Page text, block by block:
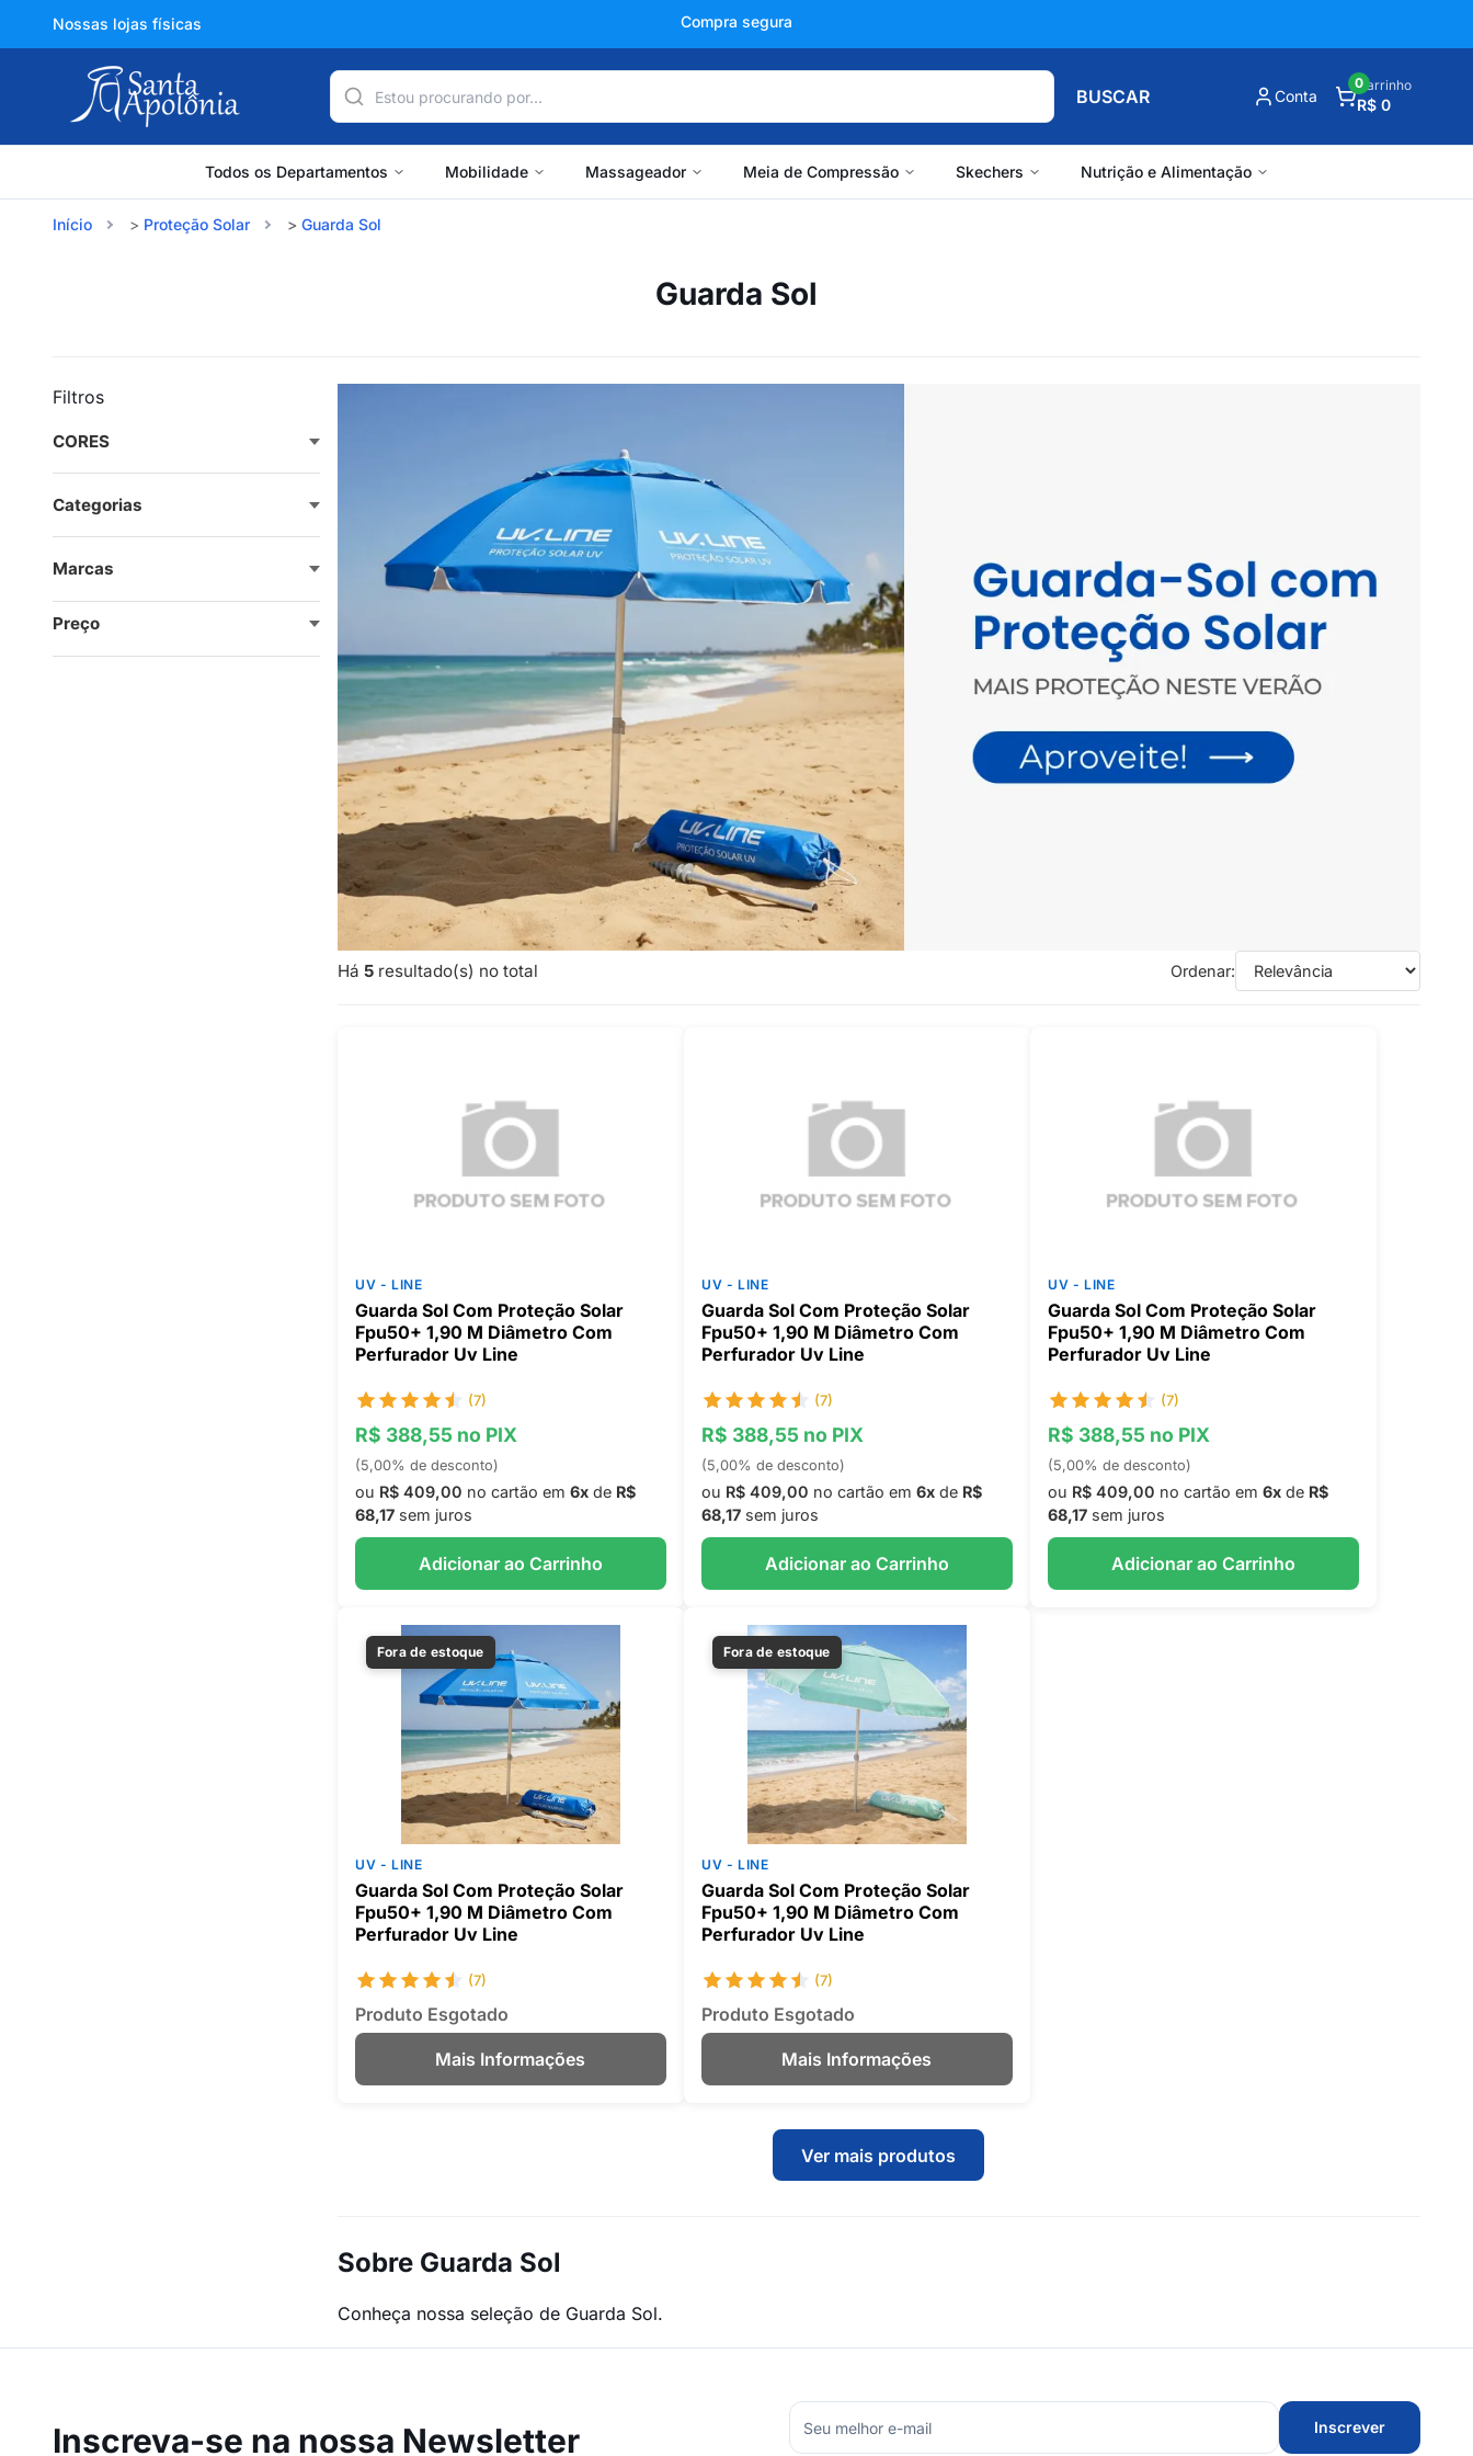
Nossas lojas físicas Compra segura
BUSCAR Conta
Carrinho
R$ 0
0
Todos os Departamentos Mobilidade Massageador Meia de Compressão Skechers Nutrição e Alimentação
Início Proteção Solar Guarda Sol
Guarda Sol
Filtros
Preço
CORES
Categorias
Marcas
Há 5resultado(s) no total Ordenar:
UV - LINE
Guarda Sol Com Proteção Solar
Fpu50+ 1,90 M Diâmetro Com
Perfurador Uv Line
(7)
R$ 388,55 no PIX
(5,00% de desconto)
ou R$ 409,00 no cartão em 6xde R$
68,17sem juros
Adicionar ao Carrinho
UV - LINE
Guarda Sol Com Proteção Solar
Fpu50+ 1,90 M Diâmetro Com
Perfurador Uv Line
(7)
R$ 388,55 no PIX
(5,00% de desconto)
ou R$ 409,00 no cartão em 6xde R$
68,17sem juros
Adicionar ao Carrinho
UV - LINE
Guarda Sol Com Proteção Solar
Fpu50+ 1,90 M Diâmetro Com
Perfurador Uv Line
(7)
R$ 388,55 no PIX
(5,00% de desconto)
ou R$ 409,00 no cartão em 6xde R$
68,17sem juros
Adicionar ao Carrinho
Fora de estoque
UV - LINE
Guarda Sol Com Proteção Solar
Fpu50+ 1,90 M Diâmetro Com
Perfurador Uv Line
(7)
Produto Esgotado
Mais Informações
Fora de estoque
UV - LINE
Guarda Sol Com Proteção Solar
Fpu50+ 1,90 M Diâmetro Com
Perfurador Uv Line
(7)
Produto Esgotado
Mais Informações
Ver mais produtos
Sobre Guarda Sol
Conheça nossa seleção de Guarda Sol.
Inscreva-se na nossa Newsletter Inscrever